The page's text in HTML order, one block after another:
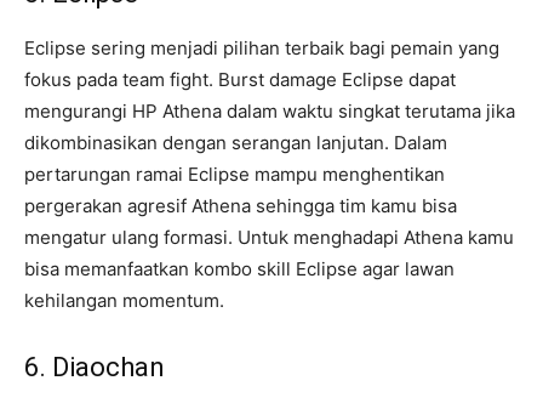
Eclipse sering menjadi pilihan terbaik bagi pemain yang
fokus pada team fight. Burst damage Eclipse dapat
mengurangi HP Athena dalam waktu singkat terutama jika
dikombinasikan dengan serangan lanjutan. Dalam
pertarungan ramai Eclipse mampu menghentikan
pergerakan agresif Athena sehingga tim kamu bisa
mengatur ulang formasi. Untuk menghadapi Athena kamu
bisa memanfaatkan kombo skill Eclipse agar lawan
kehilangan momentum.
6. Diaochan